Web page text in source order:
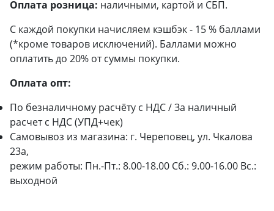
Оплата розница: наличными, картой и СБП.
С каждой покупки начисляем кэшбэк - 15 % баллами
(*кроме товаров исключений). Баллами можно
оплатить до 20% от суммы покупки.
Оплата опт:
По безналичному расчёту с НДС / За наличный
расчет с НДС (УПД+чек)
Самовывоз из магазина: г. Череповец, ул. Чкалова
23а,
режим работы: Пн.-Пт.: 8.00-18.00 Сб.: 9.00-16.00 Вс.:
выходной